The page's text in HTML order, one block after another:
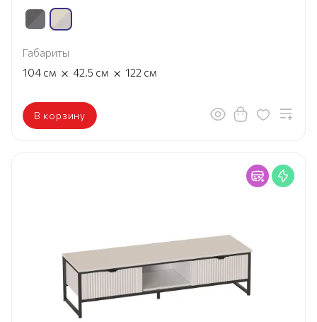
Габариты
104 см × 42.5 см × 122 см
В корзину